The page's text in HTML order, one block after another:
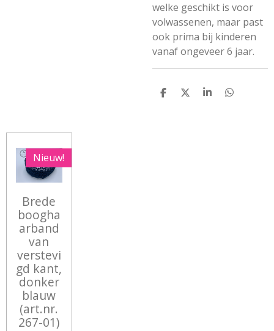
welke geschikt is voor
volwassenen, maar past
ook prima bij kinderen
vanaf ongeveer 6 jaar.
D
D
S
D
Nieuw!
Brede
boogha
arband
van
verstevi
gd kant,
donker
blauw
(art.nr.
267-01)